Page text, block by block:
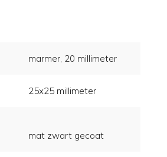
marmer, 20 millimeter
25x25 millimeter
mat zwart gecoat